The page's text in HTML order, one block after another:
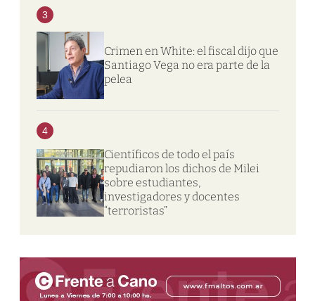
3
Crimen en White: el fiscal dijo que
Santiago Vega no era parte de la
pelea
4
Científicos de todo el país
repudiaron los dichos de Milei
sobre estudiantes,
investigadores y docentes
“terroristas”